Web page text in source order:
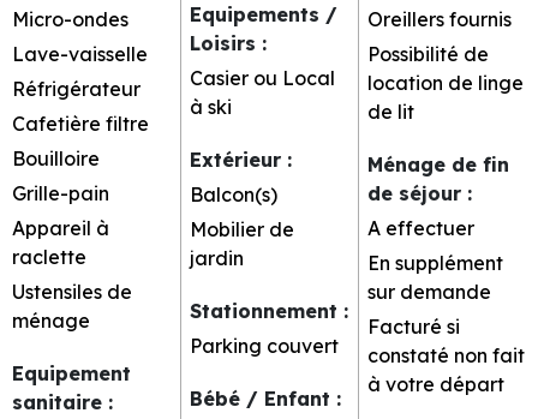
Micro-ondes
Lave-vaisselle
Réfrigérateur
Cafetière filtre
Bouilloire
Grille-pain
Appareil à
raclette
Ustensiles de
ménage
Equipement
sanitaire :
Equipements /
Loisirs :
Casier ou Local
à ski
Extérieur :
Balcon(s)
Mobilier de
jardin
Stationnement :
Parking couvert
Bébé / Enfant :
Oreillers fournis
Possibilité de
location de linge
de lit
Ménage de fin
de séjour :
A effectuer
En supplément
sur demande
Facturé si
constaté non fait
à votre départ